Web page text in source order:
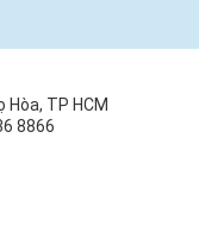
TP HCM
8866